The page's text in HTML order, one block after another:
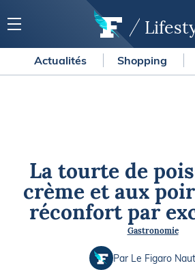
Actualités Shopping
La tourte de
crème et aux
réconfort par
Gastronomie
Par Le Figaro